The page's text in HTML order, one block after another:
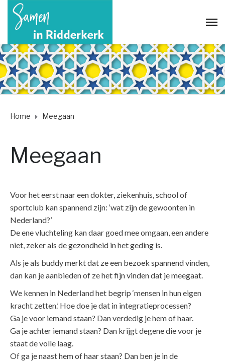
Home Meegaan
Meegaan
Voor het eerst naar een dokter, ziekenhuis, school of
sportclub kan spannend zijn: ‘wat zijn de gewoonten in
Nederland?’
De ene vluchteling kan daar goed mee omgaan, een andere
niet, zeker als de gezondheid in het geding is.
Als je als buddy merkt dat ze een bezoek spannend vinden,
dan kan je aanbieden of ze het fijn vinden dat je meegaat.
We kennen in Nederland het begrip ‘mensen in hun eigen
kracht zetten.’ Hoe doe je dat in integratieprocessen?
Ga je voor iemand staan? Dan verdedig je hem of haar.
Ga je achter iemand staan? Dan krijgt degene die voor je
staat de volle laag.
Of ga je naast hem of haar staan? Dan ben je in de